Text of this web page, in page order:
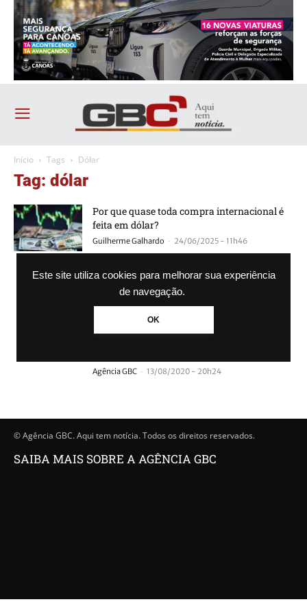
Este site utiliza cookies para melhorar sua experiência
de navegação.
OK
Início Tags Dólar
Tag: dólar
Por que quase toda compra internacional é
feita em dólar?
Guilherme Galhardo - 24/06/2025 - 11h46
Idosa é presa com 70 mil dólares escondidos
na calcinha e sutiã
Agência GBC - 16/12/2020 - 16h43
Agência GBC - 13/08/2020 - 20h24
© Agência GBC. Aqui tem notícia. Todos os direitos reservados.
SAIBA MAIS SOBRE A AGÊNCIA GBC